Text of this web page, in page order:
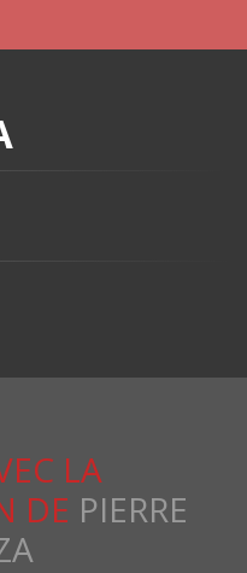
LA
DE PIERRE